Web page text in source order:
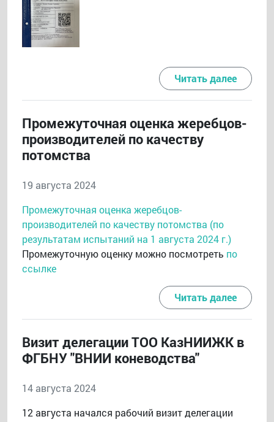
Читать далее
Промежуточная оценка жеребцов-
производителей по качеству
потомства
19 августа 2024
Промежуточная оценка жеребцов-
производителей по качеству потомства (по
результатам испытаний на 1 августа 2024 г.)
Промежуточную оценку можно посмотреть по
ссылке
Читать далее
Визит делегации ТОО КазНИИЖК в
ФГБНУ "ВНИИ коневодства"
14 августа 2024
12 августа начался рабочий визит делегации